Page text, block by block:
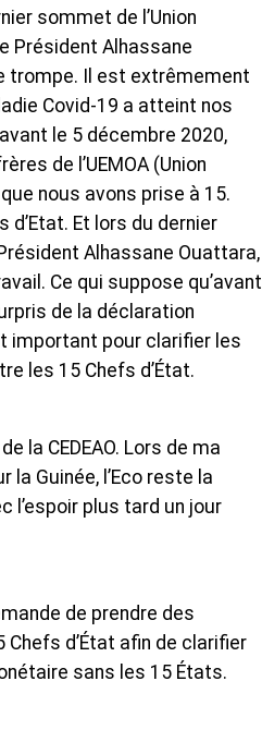
sommet de l’Union
Président Alhassane
trompe. Il est extrêmement
Covid-19 a atteint nos
le 5 décembre 2020,
de l’UEMOA (Union
nous avons prise à 15.
d’Etat. Et lors du dernier
Alhassane Ouattara,
Ce qui suppose qu’avant
de la déclaration
important pour clarifier les
les 15 Chefs d’État.
la CEDEAO. Lors de ma
la Guinée, l’Eco reste la
l’espoir plus tard un jour
de prendre des
d’État afin de clarifier
sans les 15 États.